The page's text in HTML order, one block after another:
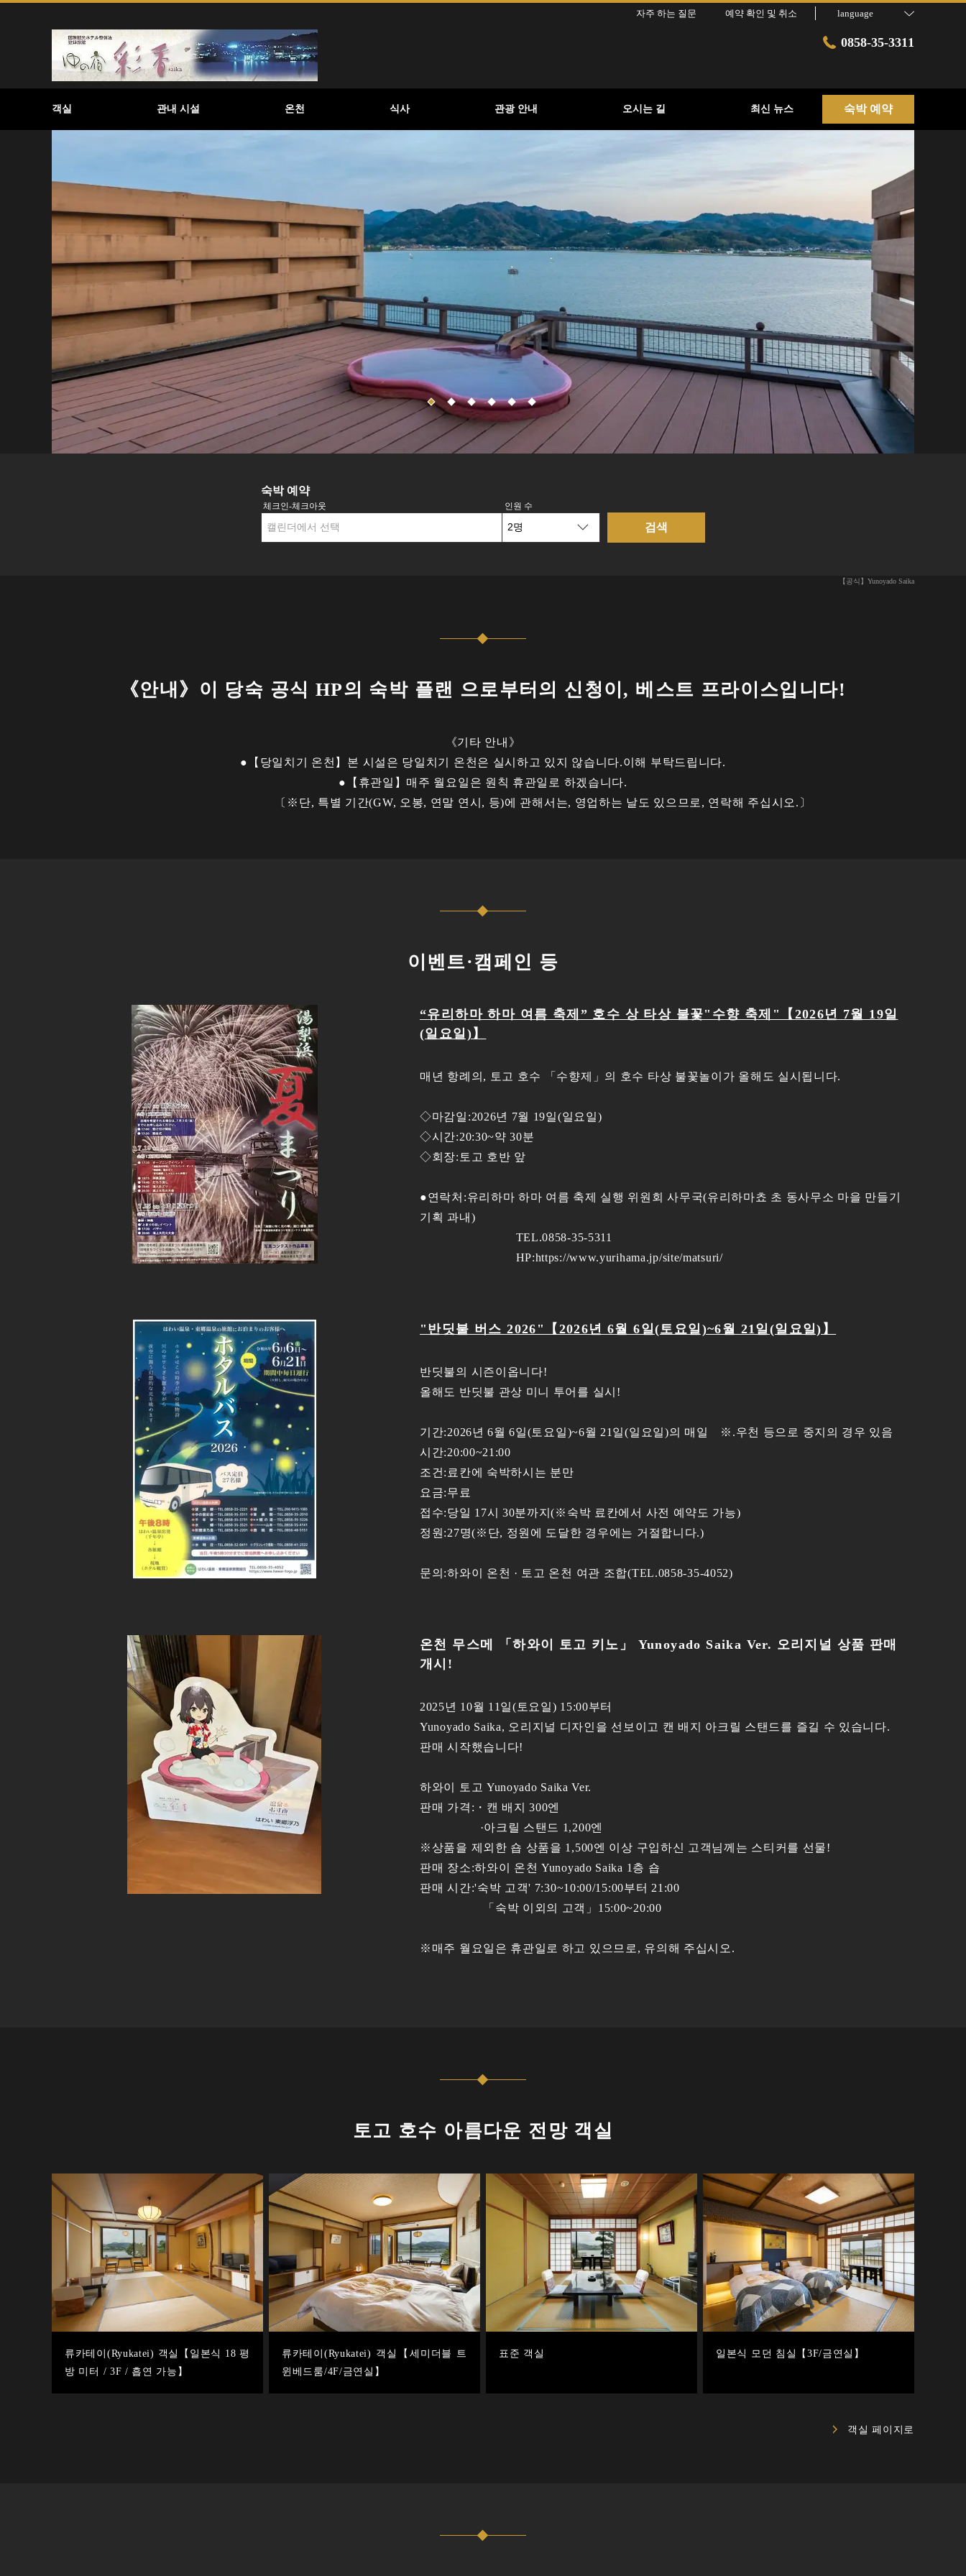
자주 하는 질문 예약 확인 및 취소 language
0858-35-3311
객실 관내 시설 온천 식사 관광 안내 오시는 길 최신 뉴스 숙박 예약
숙박 예약
체크인-체크아웃
캘린더에서 선택
인원 수
검색
【공식】Yunoyado Saika
《안내》이 당숙 공식 HP의 숙박 플랜 으로부터의 신청이, 베스트 프라이스입니다!
《기타 안내》
●【당일치기 온천】본 시설은 당일치기 온천은 실시하고 있지 않습니다.이해 부탁드립니다.
●【휴관일】매주 월요일은 원칙 휴관일로 하겠습니다.
〔※단, 특별 기간(GW, 오봉, 연말 연시, 등)에 관해서는, 영업하는 날도 있으므로, 연락해 주십시오.〕
이벤트·캠페인 등
“유리하마 하마 여름 축제” 호수 상 타상 불꽃"수향 축제"【2026년 7월 19일
(일요일)】
매년 항례의, 토고 호수 「수향제」의 호수 타상 불꽃놀이가 올해도 실시됩니다.
◇마감일:2026년 7월 19일(일요일)
◇시간:20:30~약 30분
◇회장:토고 호반 앞
●연락처:유리하마 하마 여름 축제 실행 위원회 사무국(유리하마쵸 초 동사무소 마을 만들기
기획 과내)
TEL.0858-35-5311
HP:https://www.yurihama.jp/site/matsuri/
"반딧불 버스 2026"【2026년 6월 6일(토요일)~6월 21일(일요일)】
반딧불의 시즌이옵니다!
올해도 반딧불 관상 미니 투어를 실시!
기간:2026년 6월 6일(토요일)~6월 21일(일요일)의 매일 ※.우천 등으로 중지의 경우 있음
시간:20:00~21:00
조건:료칸에 숙박하시는 분만
요금:무료
접수:당일 17시 30분까지(※숙박 료칸에서 사전 예약도 가능)
정원:27명(※단, 정원에 도달한 경우에는 거절합니다.)
문의:하와이 온천 · 토고 온천 여관 조합(TEL.0858-35-4052)
온천 무스메 「하와이 토고 키노」 Yunoyado Saika Ver. 오리지널 상품 판매
개시!
2025년 10월 11일(토요일) 15:00부터
Yunoyado Saika, 오리지널 디자인을 선보이고 캔 배지 아크릴 스탠드를 즐길 수 있습니다.
판매 시작했습니다!
하와이 토고 Yunoyado Saika Ver.
판매 가격:・캔 배지 300엔
·아크릴 스탠드 1,200엔
※상품을 제외한 숍 상품을 1,500엔 이상 구입하신 고객님께는 스티커를 선물!
판매 장소:하와이 온천 Yunoyado Saika 1층 숍
판매 시간:'숙박 고객' 7:30~10:00/15:00부터 21:00
「숙박 이외의 고객」15:00~20:00
※매주 월요일은 휴관일로 하고 있으므로, 유의해 주십시오.
토고 호수 아름다운 전망 객실
류카테이(Ryukatei) 객실【일본식 18 평
방 미터 / 3F / 흡연 가능】
류카테이(Ryukatei) 객실【세미더블 트
윈베드룸/4F/금연실】
표준 객실 일본식 모던 침실【3F/금연실】
객실 페이지로